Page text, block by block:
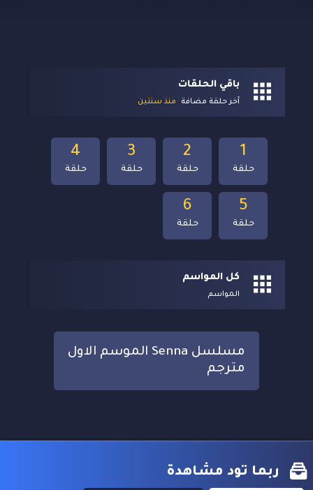
باقي الحلقات
آخر حلقة مضافة منذ سنتين
6
حلقة
5
حلقة
4
حلقة
3
حلقة
2
حلقة
1
حلقة
كل المواسم
المواسم
مسلسل Senna الموسم الاول
مترجم
ربما تود مشاهدة